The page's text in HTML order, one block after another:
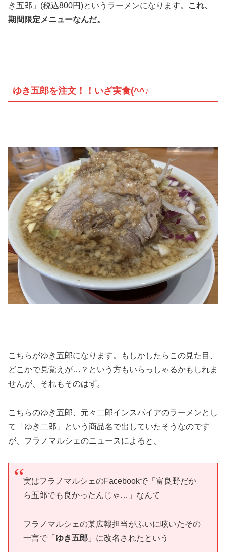
き五郎」(税込800円)というラーメンになります。
これ、
期間限定メニューなんだ。
ゆき五郎を注文！！いざ実食(^^♪
こちらがゆき五郎になります。もしかしたらこの見た目、
どこかで見覚えが…？という方もいらっしゃるかもしれま
せんが、それもそのはず。
こちらのゆき五郎、元々二郎インスパイアのラーメンとし
て「ゆき二郎」という商品名で出していたそうなのです
が、フラノマルシェのニュースによると、
実はフラノマルシェのFacebookで「富良野だか
ら五郎でも良かったんじゃ…」なんて
フラノマルシェの某広報担当がふいに呟いたその
一言で「 ゆき五郎」に改名されたという